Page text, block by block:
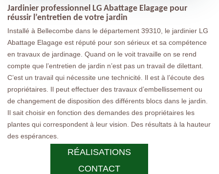
RÉALISATIONS
CONTACT
Jardinier professionnel LG Abattage Elagage pour
réussir l’entretien de votre jardin
Installé à Bellecombe dans le département 39310, le jardinier LG
Abattage Elagage est réputé pour son sérieux et sa compétence
en travaux de jardinage. Quand on le voit travaille on se rend
compte que l’entretien de jardin n’est pas un travail de dilettant.
C’est un travail qui nécessite une technicité. Il est à l’écoute des
propriétaires. Il peut effectuer des travaux d’embellissement ou
de changement de disposition des différents blocs dans le jardin.
Il sait choisir en fonction des demandes des propriétaires les
plantes qui correspondent à leur vision. Des résultats à la hauteur
des espérances.